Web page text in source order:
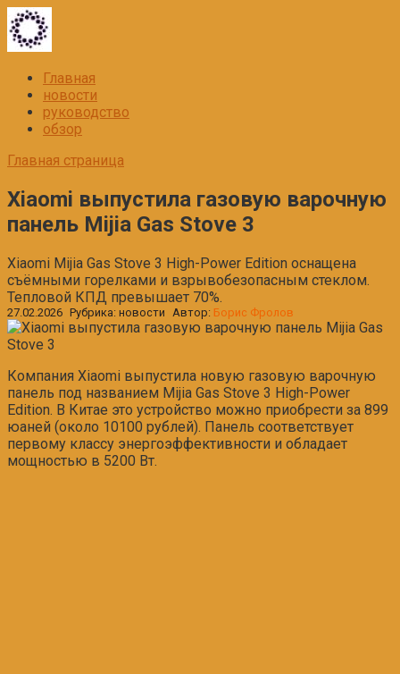
Перейти
к
контенту
Главная
новости
руководство
обзор
Главная страница
Xiaomi выпустила газовую варочную
панель Mijia Gas Stove 3
Xiaomi Mijia Gas Stove 3 High-Power Edition оснащена
съёмными горелками и взрывобезопасным стеклом.
Тепловой КПД превышает 70%.
27.02.2026 Рубрика: новости Автор: Борис Фролов
Компания Xiaomi выпустила новую газовую варочную
панель под названием Mijia Gas Stove 3 High-Power
Edition. В Китае это устройство можно приобрести за 899
юаней (около 10100 рублей). Панель соответствует
первому классу энергоэффективности и обладает
мощностью в 5200 Вт.